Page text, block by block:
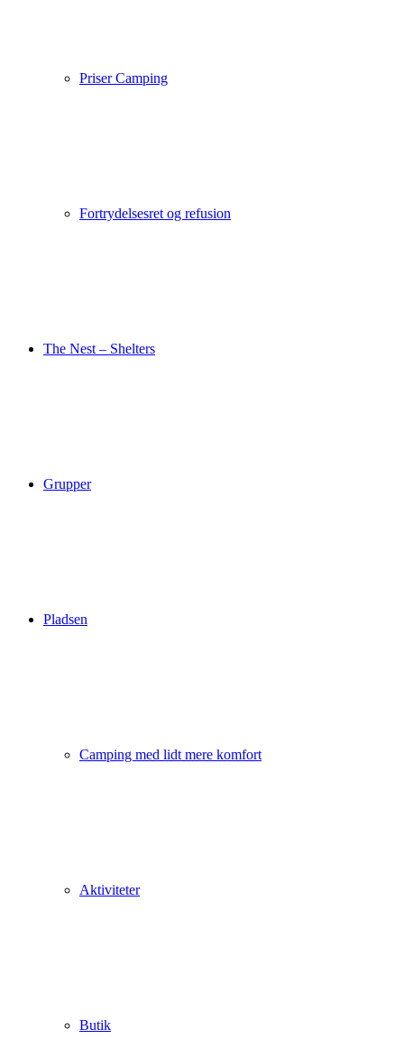
Priser Camping
Fortrydelsesret og refusion
The Nest – Shelters
Grupper
Pladsen
Camping med lidt mere komfort
Aktiviteter
Butik